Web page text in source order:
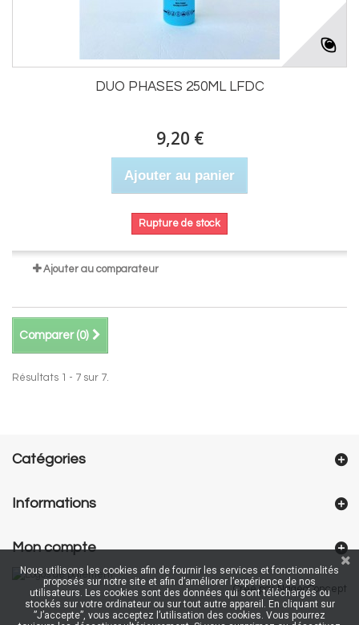
DUO PHASES 250ML LFDC
9,20 €
Ajouter au panier
Rupture de stock
Ajouter au comparateur
Comparer (0)
Résultats 1 - 7 sur 7.
Catégories
Informations
Mon compte
Créé par NageoConcept
Nous utilisons les cookies afin de fournir les services et fonctionnalités
proposés sur notre site et afin d’améliorer l’expérience de nos
utilisateurs. Les cookies sont des données qui sont téléchargés ou
stockés sur votre ordinateur ou sur tout autre appareil. En cliquant sur
”J’accepte”, vous acceptez l’utilisation des cookies. Vous pourrez